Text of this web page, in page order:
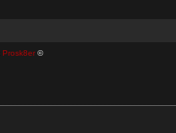
Prosk8er ©